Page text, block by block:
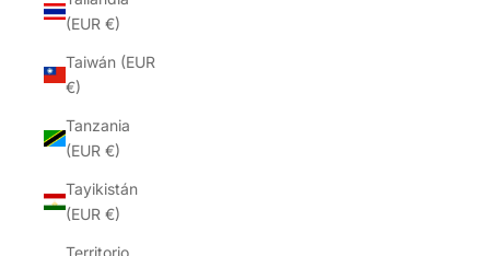
(EUR €)
Taiwán (EUR
€)
Tanzania
(EUR €)
Tayikistán
(EUR €)
Territorio